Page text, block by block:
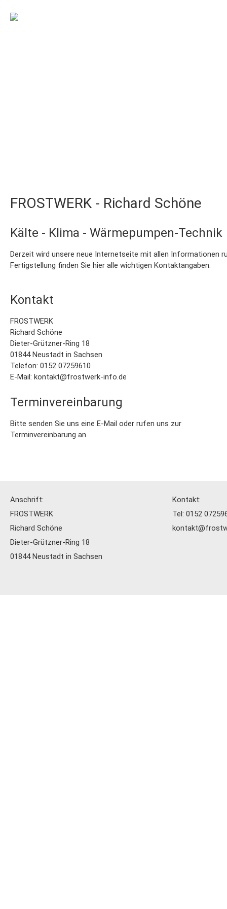
FROSTWERK - Richard Schöne
Kälte - Klima - Wärmepumpen-Technik
Derzeit wird unsere neue Internetseite mit allen Informationen
Fertigstellung finden Sie hier alle wichtigen Kontaktangaben.
Kontakt
FROSTWERK
Richard Schöne
Dieter-Grützner-Ring 18
01844 Neustadt in Sachsen
Telefon: 0152 07259610
E-Mail: kontakt@frostwerk-info.de
Terminvereinbarung
Bitte senden Sie uns eine E-Mail oder rufen uns zur
Terminvereinbarung an.
Anschrift:
FROSTWERK
Richard Schöne
Dieter-Grützner-Ring 18
01844 Neustadt in Sachsen
Kontakt:
Tel: 0152